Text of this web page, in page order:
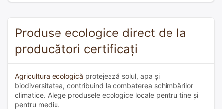
Produse ecologice direct de la
producători certificați
Agricultura ecologică protejează solul, apa și
biodiversitatea, contribuind la combaterea schimbărilor
climatice. Alege produsele ecologice locale pentru tine și
pentru mediu.